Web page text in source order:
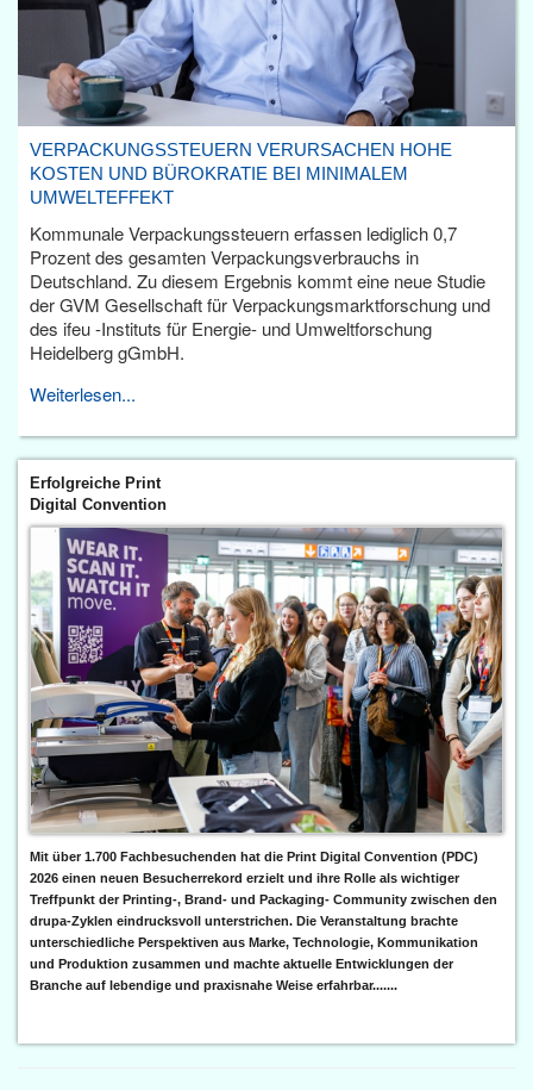
VERPACKUNGSSTEUERN VERURSACHEN HOHE
KOSTEN UND BÜROKRATIE BEI MINIMALEM
UMWELTEFFEKT
Kommunale Verpackungssteuern erfassen lediglich 0,7
Prozent des gesamten Verpackungsverbrauchs in
Deutschland. Zu diesem Ergebnis kommt eine neue Studie
der GVM Gesellschaft für Verpackungsmarktforschung und
des ifeu -Instituts für Energie- und Umweltforschung
Heidelberg gGmbH.
Weiterlesen...
Erfolgreiche Print
Digital Convention
Mit über 1.700 Fachbesuchenden hat die Print Digital Convention (PDC)
2026 einen neuen Besucherrekord erzielt und ihre Rolle als wichtiger
Treffpunkt der Printing-, Brand- und Packaging- Community zwischen den
drupa-Zyklen eindrucksvoll unterstrichen. Die Veranstaltung brachte
unterschiedliche Perspektiven aus Marke, Technologie, Kommunikation
und Produktion zusammen und machte aktuelle Entwicklungen der
Branche auf lebendige und praxisnahe Weise erfahrbar.......